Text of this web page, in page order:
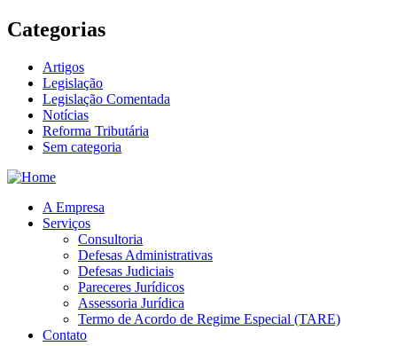
Categorias
Artigos
Legislação
Legislação Comentada
Notícias
Reforma Tributária
Sem categoria
A Empresa
Serviços
Consultoria
Defesas Administrativas
Defesas Judiciais
Pareceres Jurídicos
Assessoria Jurídica
Termo de Acordo de Regime Especial (TARE)
Contato